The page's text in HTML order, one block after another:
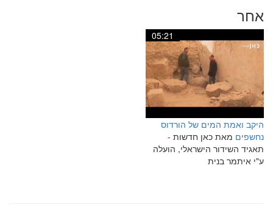
אחר
05:21
היקב ואמת המים של הורדוס
נחשפים מאת כאן חדשות -
תאגיד השידור הישראלי, הועלה
ע"י איתמר בנית